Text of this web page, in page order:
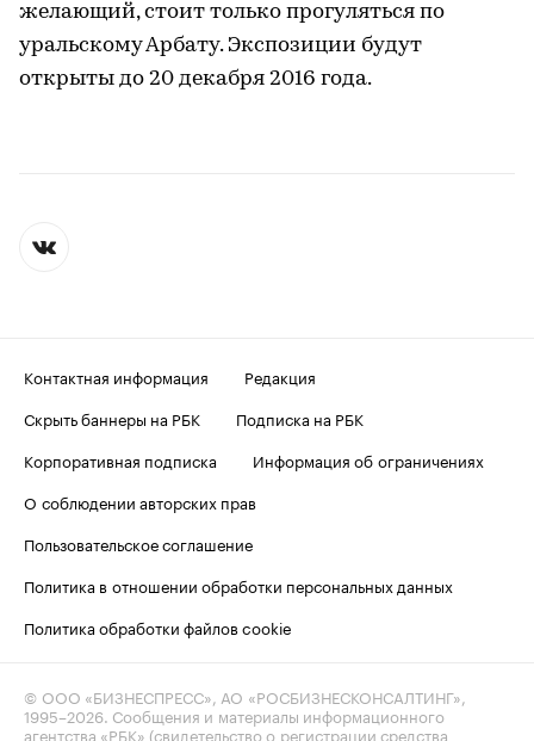
желающий, стоит только прогуляться по
уральскому Арбату. Экспозиции будут
открыты до 20 декабря 2016 года.
Контактная информация
Редакция
Скрыть баннеры на РБК
Подписка на РБК
Корпоративная подписка
Информация об ограничениях
О соблюдении авторских прав
Пользовательское соглашение
Политика в отношении обработки персональных данных
Политика обработки файлов cookie
© ООО «БИЗНЕСПРЕСС», АО «РОСБИЗНЕСКОНСАЛТИНГ»,
1995–2026. Сообщения и материалы информационного
агентства «РБК» (свидетельство о регистрации средства